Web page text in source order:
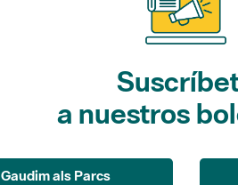
a nuestros
Gaudim als Parcs